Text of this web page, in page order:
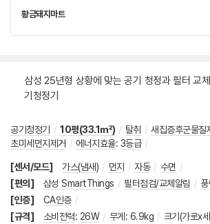
황금돼지마트네
삼성 25년형 상황에 맞는 공기 청정과 필터 교
기청정기
공기청정기 / 10평(33.1㎡) / 탈취 / 새집증후군물질
초미세먼지제거 / 에너지효율: 3등급 /
[센서/모드] 가스(냄새) / 먼지 / 자동 / 수면 /
[편의]
삼성 SmartThings / 필터점검/교체알림 /
[인증]
CA인증 /
[규격]
소비전력: 26W / 무게 : 6.9kg / 크기(가로x